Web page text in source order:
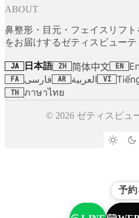
ABOUT
鼻整形・目元・フェイスリフ
をお届けするゼティスビューテ
JA 日本語 ZH 简体中文 EN
FA فارسی AR العربية VI
TH ภาษาไทย
© 2026 ゼティスビュ
予約